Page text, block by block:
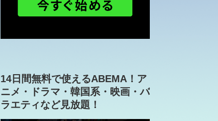
14日間無料で使えるABEMA！ア
ニメ・ドラマ・韓国系・映画・バ
ラエティなど見放題！